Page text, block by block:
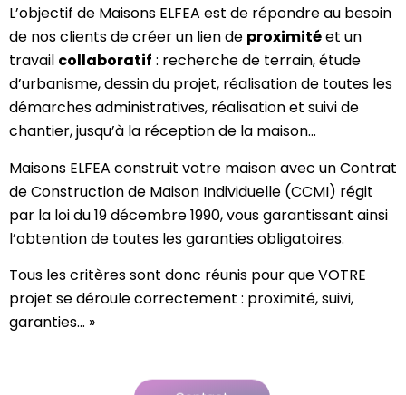
L’objectif de Maisons ELFEA est de répondre au besoin
de nos clients de créer un lien de proximitéet un
travail collaboratif : recherche de terrain, étude
d’urbanisme, dessin du projet, réalisation de toutes les
démarches administratives, réalisation et suivi de
chantier, jusqu’à la réception de la maison…
Maisons ELFEA construit votre maison avec un Contrat
de Construction de Maison Individuelle (CCMI) régit
par la loi du 19 décembre 1990, vous garantissant ainsi
l’obtention de toutes les garanties obligatoires.
Tous les critères sont donc réunis pour que VOTRE
projet se déroule correctement : proximité, suivi,
garanties… »
Contact